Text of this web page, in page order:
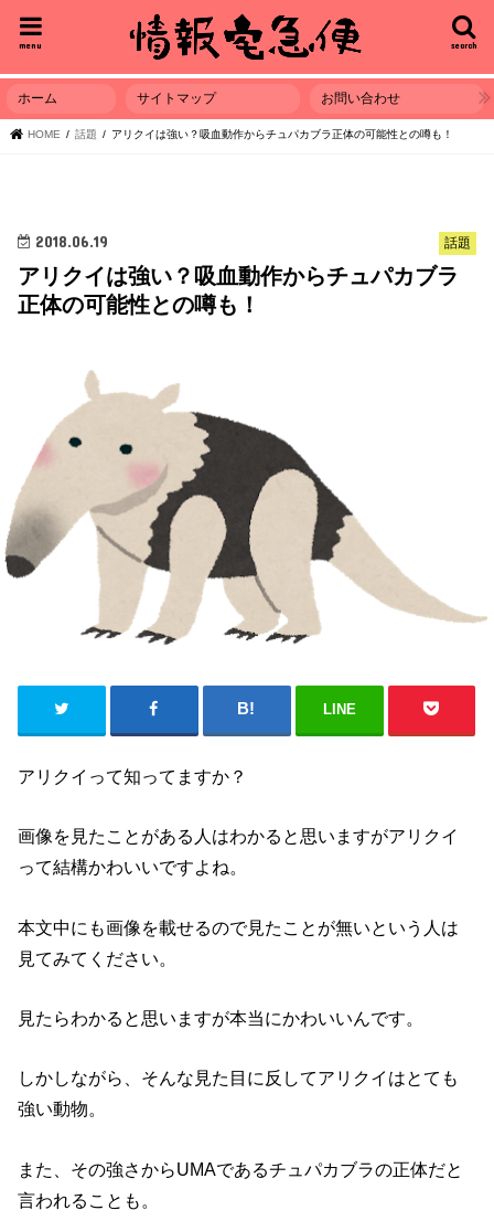
search
menu
ホーム サイトマップ お問い合わせ
HOME 話題 アリクイは強い？吸血動作からチュパカブラ正体の可能性との噂も！
話題
2018.06.19
アリクイは強い？吸血動作からチュパカブラ
正体の可能性との噂も！
LINE
アリクイって知ってますか？
画像を見たことがある人はわかると思いますがアリクイ
って結構かわいいですよね。
本文中にも画像を載せるので見たことが無いという人は
見てみてください。
見たらわかると思いますが本当にかわいいんです。
しかしながら、そんな見た目に反してアリクイはとても
強い動物。
また、その強さからUMAであるチュパカブラの正体だと
言われることも。